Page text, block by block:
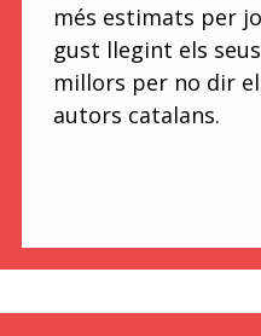
més estimats per
gust llegint els
millors per no dir
autors catalans.